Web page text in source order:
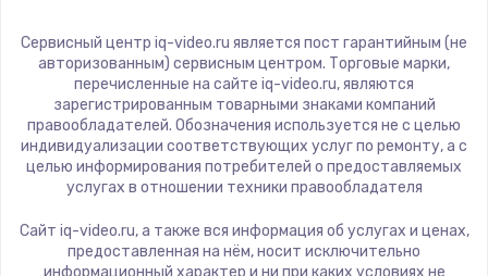
Сервисный центр iq-video.ru является пост гарантийным (не
авторизованным) сервисным центром. Торговые марки,
перечисленные на сайте iq-video.ru, являются
зарегистрированным товарными знаками компаний
правообладателей. Обозначения используется не с целью
индивидуализации соответствующих услуг по ремонту, а с
целью информирования потребителей о предоставляемых
услугах в отношении техники правообладателя
Сайт iq-video.ru, а также вся информация об услугах и ценах,
предоставленная на нём, носит исключительно
информационный характер и ни при каких условиях не